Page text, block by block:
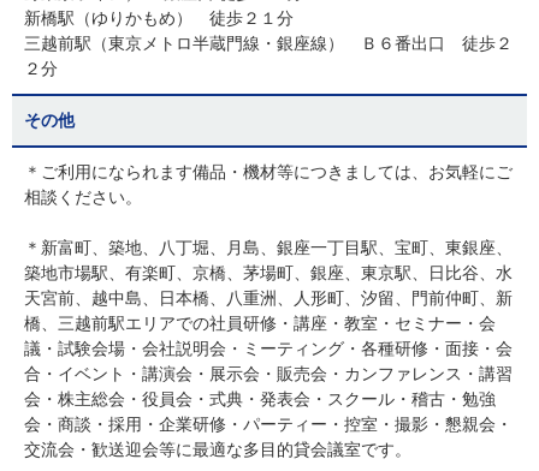
新橋駅（ゆりかもめ） 徒歩２１分
三越前駅（東京メトロ半蔵門線・銀座線） Ｂ６番出口 徒歩２
２分
その他
＊ご利用になられます備品・機材等につきましては、お気軽にご
相談ください。
＊新富町、築地、八丁堀、月島、銀座一丁目駅、宝町、東銀座、
築地市場駅、有楽町、京橋、茅場町、銀座、東京駅、日比谷、水
天宮前、越中島、日本橋、八重洲、人形町、汐留、門前仲町、新
橋、三越前駅エリアでの社員研修・講座・教室・セミナー・会
議・試験会場・会社説明会・ミーティング・各種研修・面接・会
合・イベント・講演会・展示会・販売会・カンファレンス・講習
会・株主総会・役員会・式典・発表会・スクール・稽古・勉強
会・商談・採用・企業研修・パーティー・控室・撮影・懇親会・
交流会・歓送迎会等に最適な多目的貸会議室です。